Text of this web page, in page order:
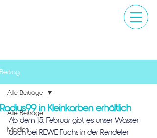
Beitrag
Alle Beiträge
Medien
Alle Beiträge
Radius99 in Kleinkarben erhältlich
Ab dem 15. Februar gibt es unser Wasser
auch bei REWE Fuchs in der Rendeler